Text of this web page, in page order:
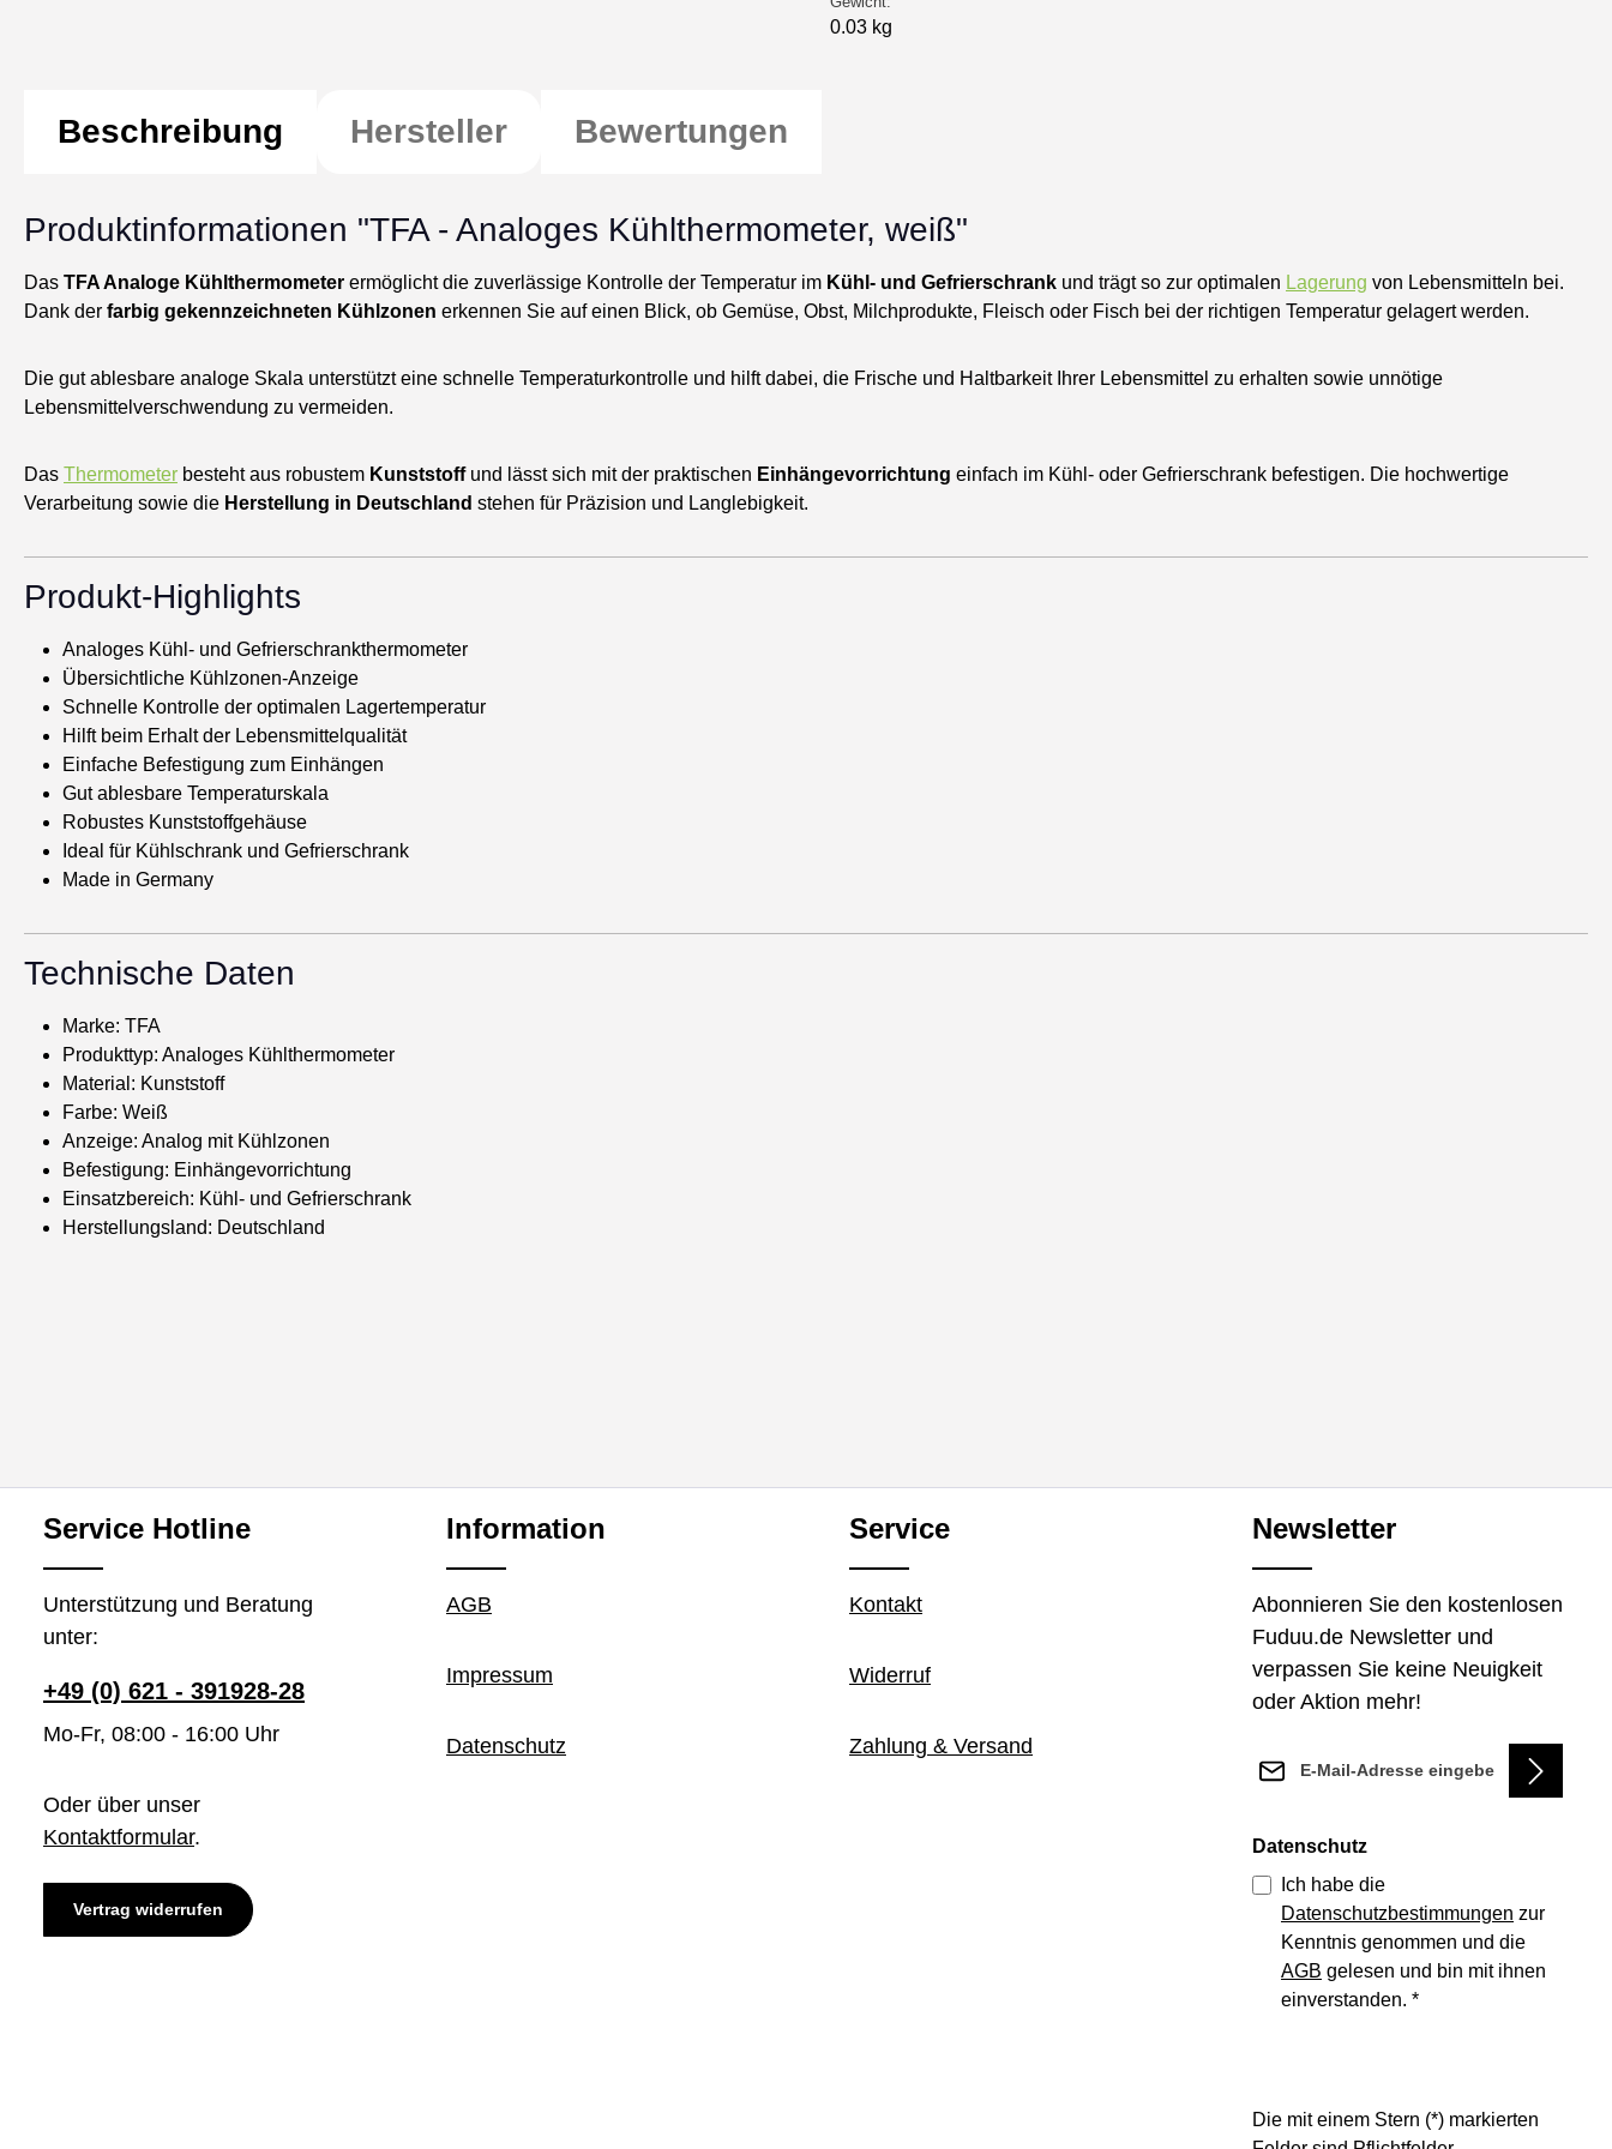
0.03 kg
Beschreibung Hersteller Bewertungen
Produktinformationen "TFA - Analoges Kühlthermometer, weiß"
Das TFA Analoge Kühlthermometer ermöglicht die zuverlässige Kontrolle der Temperatur im Kühl- und Gefrierschrank und trägt so zur optimalen Lagerung von Lebensmitteln bei.
Dank der farbig gekennzeichneten Kühlzonen erkennen Sie auf einen Blick, ob Gemüse, Obst, Milchprodukte, Fleisch oder Fisch bei der richtigen Temperatur gelagert werden.
Die gut ablesbare analoge Skala unterstützt eine schnelle Temperaturkontrolle und hilft dabei, die Frische und Haltbarkeit Ihrer Lebensmittel zu erhalten sowie unnötige
Lebensmittelverschwendung zu vermeiden.
Das Thermometer besteht aus robustem Kunststoffund lässt sich mit der praktischen Einhängevorrichtung einfach im Kühl- oder Gefrierschrank befestigen. Die hochwertige
Verarbeitung sowie die Herstellung in Deutschland stehen für Präzision und Langlebigkeit.
Produkt-Highlights
Analoges Kühl- und Gefrierschrankthermometer
Übersichtliche Kühlzonen-Anzeige
Schnelle Kontrolle der optimalen Lagertemperatur
Hilft beim Erhalt der Lebensmittelqualität
Einfache Befestigung zum Einhängen
Gut ablesbare Temperaturskala
Robustes Kunststoffgehäuse
Ideal für Kühlschrank und Gefrierschrank
Made in Germany
Technische Daten
Marke: TFA
Produkttyp: Analoges Kühlthermometer
Material: Kunststoff
Farbe: Weiß
Anzeige: Analog mit Kühlzonen
Befestigung: Einhängevorrichtung
Einsatzbereich: Kühl- und Gefrierschrank
Herstellungsland: Deutschland
Service Hotline
Unterstützung und Beratung
unter:
+49 (0) 621 - 391928-28
Mo-Fr, 08:00 - 16:00 Uhr
Oder über unser
Kontaktformular.
Vertrag widerrufen
Information
AGB
Impressum
Datenschutz
Service
Kontakt
Widerruf
Zahlung & Versand
Newsletter
Abonnieren Sie den kostenlosen
Fuduu.de Newsletter und
verpassen Sie keine Neuigkeit
oder Aktion mehr!
Datenschutz
Ich habe die
Datenschutzbestimmungen zur
Kenntnis genommen und die
AGB gelesen und bin mit ihnen
einverstanden. *
Die mit einem Stern (*) markierten